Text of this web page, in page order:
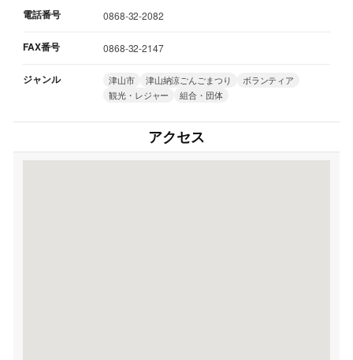
電話番号 0868-32-2082
FAX番号 0868-32-2147
ジャンル 津山市 津山納涼ごんごまつり
ボランティア
観光・レジャー
組合・団体
アクセス